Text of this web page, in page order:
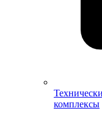
комплексы